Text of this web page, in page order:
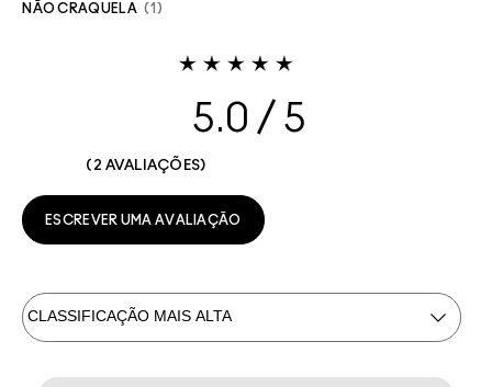
NÃO CRAQUELA 1
5.0
2 AVALIAÇÕES
ESCREVER UMA AVALIAÇÃO